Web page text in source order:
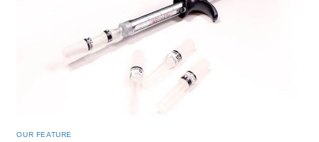
OUR FEATURE